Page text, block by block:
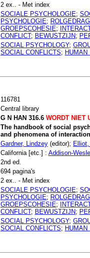
2 ex.. - Met index
SOCIALE PSYCHOLOGIE;
PSYCHOLOGIE; ROLGEDRAG
GROEPSCOHESIE;
CONFLICT; BEWUSTZIJN;
SOCIAL PSYCHOLOGY;
SOCIAL CONFLICTS; HUMAN
116781
Central library
G N HAN 316.6WORDT NIET
The handbook of social
and phenomena of interaction
Gardner, Lindzey(editor);
California [etc.] : Addison-
2nd ed.
694 pagina's
2 ex.. - Met index
SOCIALE PSYCHOLOGIE;
PSYCHOLOGIE; ROLGEDRAG
GROEPSCOHESIE;
CONFLICT; BEWUSTZIJN;
SOCIAL PSYCHOLOGY;
SOCIAL CONFLICTS; HUMAN